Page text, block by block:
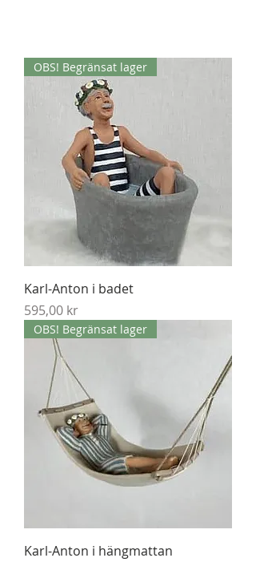
OBS! Begränsat lager
Karl-Anton i badet
Pris
595,00 kr
OBS! Begränsat lager
Karl-Anton i hängmattan